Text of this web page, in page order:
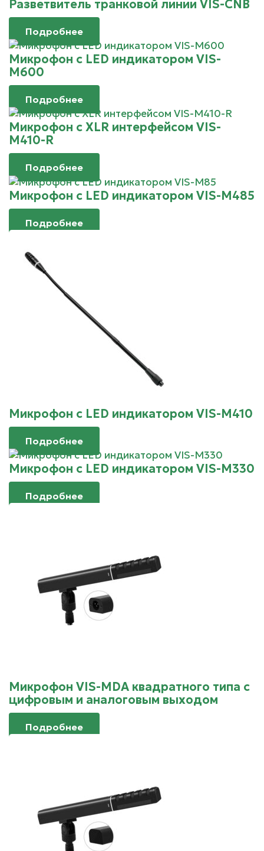
Разветвитель транковой линии VIS-CNB
Подробнее
Микрофон с LED индикатором VIS-
M600
Подробнее
Микрофон с XLR интерфейсом VIS-
M410-R
Подробнее
Микрофон с LED индикатором VIS-M485
Подробнее
Микрофон с LED индикатором VIS-M410
Подробнее
Микрофон с LED индикатором VIS-M330
Подробнее
Микрофон VIS-MDA квадратного типа с
цифровым и аналоговым выходом
Подробнее